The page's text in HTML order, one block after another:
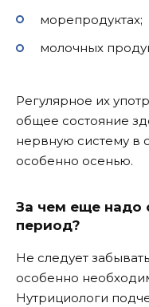
морепродуктах;
молочных
Регулярное их
общее состояние
нервную систему в
особенно осенью.
За чем еще надо
период?
Не следует
особенно
Нутрициологи